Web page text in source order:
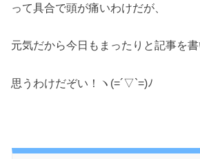
って具合で頭が痛いわけだが、
元気だから今日もまったりと記事を
思うわけだぞい！ヽ(=´▽`=)ﾉ